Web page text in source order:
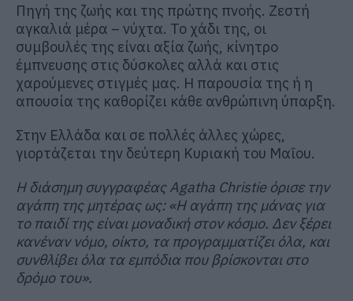
Πηγή της ζωής και της πρώτης πνοής. Ζεστή
αγκαλιά μέρα – νύχτα. Το χάδι της, οι
συμβουλές της είναι αξία ζωής, κίνητρο
έμπνευσης στις δύσκολες αλλά και στις
χαρούμενες στιγμές μας. Η παρουσία της ή η
απουσία της καθορίζει κάθε ανθρώπινη ύπαρξη.
Στην Ελλάδα και σε πολλές άλλες χώρες,
γιορτάζεται την δεύτερη Κυριακή του Μαΐου.
Η διάσημη συγγραφέας Agatha Christie όρισε την
αγάπη της μητέρας ως: «Η αγάπη της μάνας για
το παιδί της είναι μοναδική στον κόσμο. Δεν ξέρει
κανέναν νόμο, οίκτο, τα προγραμματίζει όλα, και
συνθλίβει όλα τα εμπόδια που βρίσκονται στο
δρόμο του».